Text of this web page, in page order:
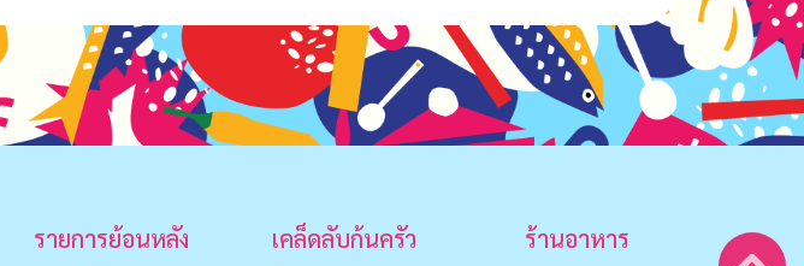
รายการย้อนหลัง เคล็ดลับก้นครัว
ร้านอาหาร